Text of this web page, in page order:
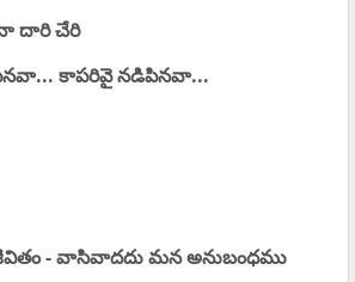
దారి చేరి
కాపరివై నడిపినవా...
- వాసివాదదు మన అనుబంధము